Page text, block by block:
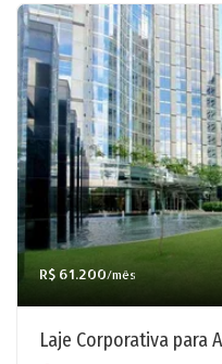
R$ 61.200/mês
Laje Corporativa para